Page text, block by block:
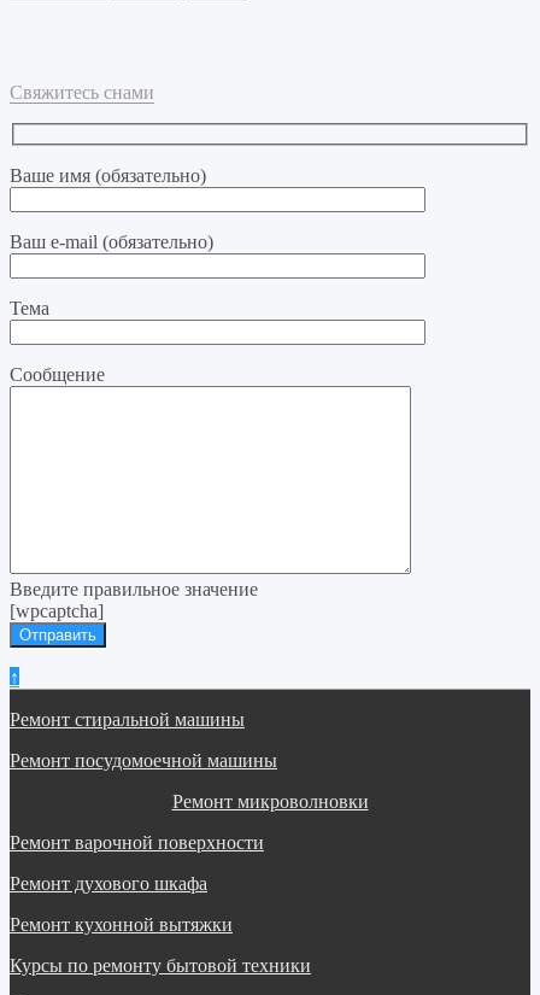
Свяжитесь снами
Ваше имя (обязательно)
Ваш e-mail (обязательно)
Тема
Сообщение
Введите правильное значение
[wpcaptcha]
↑
Ремонт стиральной машины
Ремонт посудомоечной машины
Ремонт микроволновки
Ремонт варочной поверхности
Ремонт духового шкафа
Ремонт кухонной вытяжки
Курсы по ремонту бытовой техники